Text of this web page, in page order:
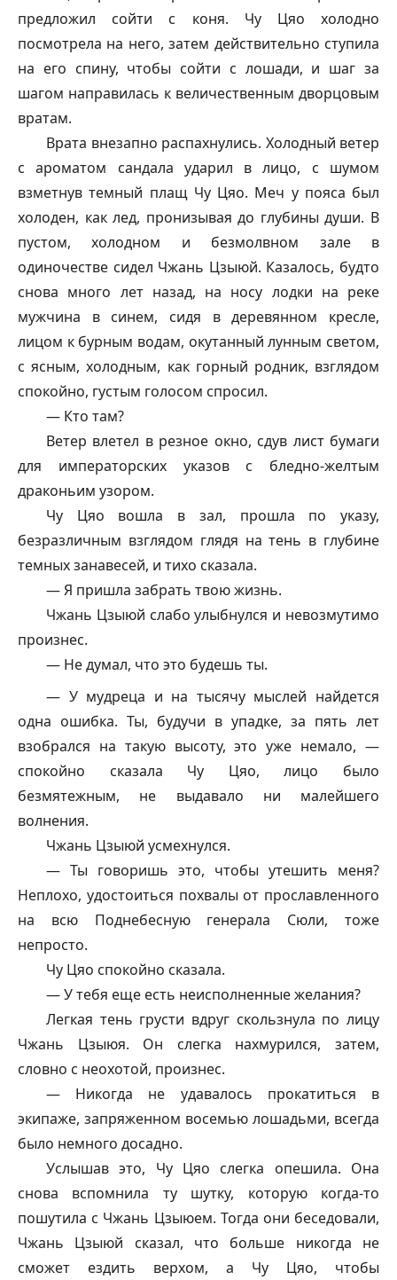
предложил сойти с коня. Чу Цяо холодно
посмотрела на него, затем действительно ступила
на его спину, чтобы сойти с лошади, и шаг за
шагом направилась к величественным дворцовым
вратам.
Врата внезапно распахнулись. Холодный ветер
с ароматом сандала ударил в лицо, с шумом
взметнув темный плащ Чу Цяо. Меч у пояса был
холоден, как лед, пронизывая до глубины души. В
пустом, холодном и безмолвном зале в
одиночестве сидел Чжань Цзыюй. Казалось, будто
снова много лет назад, на носу лодки на реке
мужчина в синем, сидя в деревянном кресле,
лицом к бурным водам, окутанный лунным светом,
с ясным, холодным, как горный родник, взглядом
спокойно, густым голосом спросил.
— Кто там?
Ветер влетел в резное окно, сдув лист бумаги
для императорских указов с бледно-желтым
драконьим узором.
Чу Цяо вошла в зал, прошла по указу,
безразличным взглядом глядя на тень в глубине
темных занавесей, и тихо сказала.
— Я пришла забрать твою жизнь.
Чжань Цзыюй слабо улыбнулся и невозмутимо
произнес.
— Не думал, что это будешь ты.
— У мудреца и на тысячу мыслей найдется
одна ошибка. Ты, будучи в упадке, за пять лет
взобрался на такую высоту, это уже немало, —
спокойно сказала Чу Цяо, лицо было
безмятежным, не выдавало ни малейшего
волнения.
Чжань Цзыюй усмехнулся.
— Ты говоришь это, чтобы утешить меня?
Неплохо, удостоиться похвалы от прославленного
на всю Поднебесную генерала Сюли, тоже
непросто.
Чу Цяо спокойно сказала.
— У тебя еще есть неисполненные желания?
Легкая тень грусти вдруг скользнула по лицу
Чжань Цзыюя. Он слегка нахмурился, затем,
словно с неохотой, произнес.
— Никогда не удавалось прокатиться в
экипаже, запряженном восемью лошадьми, всегда
было немного досадно.
Услышав это, Чу Цяо слегка опешила. Она
снова вспомнила ту шутку, которую когда-то
пошутила с Чжань Цзыюем. Тогда они беседовали,
Чжань Цзыюй сказал, что больше никогда не
сможет ездить верхом, а Чу Цяо, чтобы